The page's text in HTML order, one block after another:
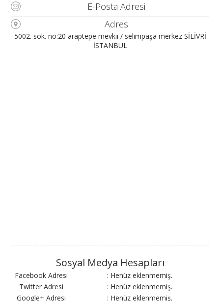
E-Posta Adresi
Adres
5002. sok. no:20 araptepe mevkii / selimpaşa merkez SİLİVRİ
İSTANBUL
Sosyal Medya Hesapları
Facebook Adresi
: Henüz eklenmemiş.
Twitter Adresi
: Henüz eklenmemiş.
Google+ Adresi
: Henüz eklenmemiş.